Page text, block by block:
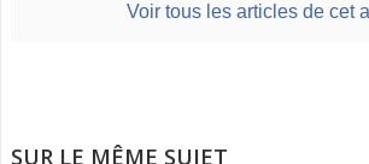
Voir tous les articles de cet
SUR LE MÊME SUJET